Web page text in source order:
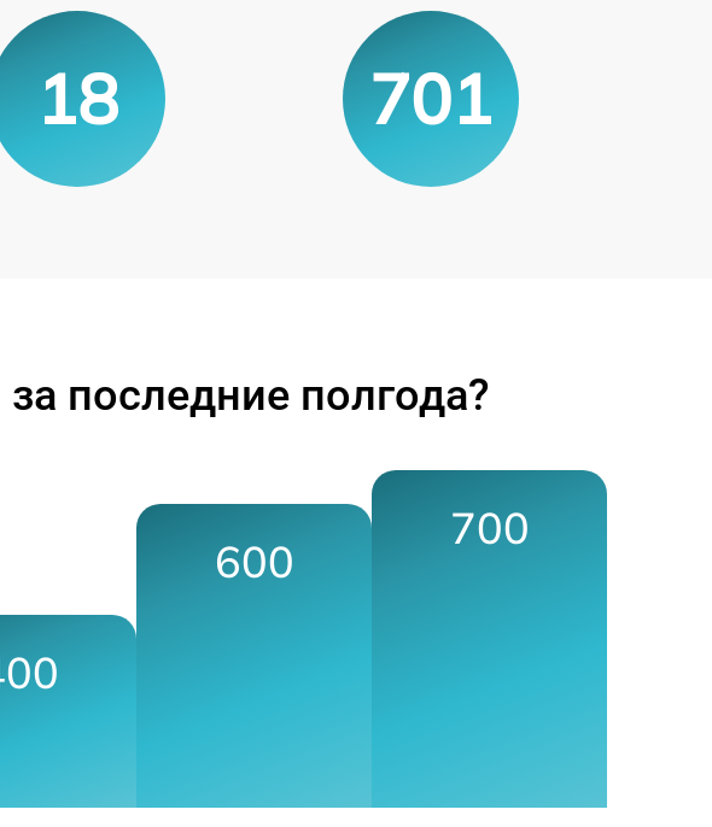
18 701
за последние полгода?
600
700